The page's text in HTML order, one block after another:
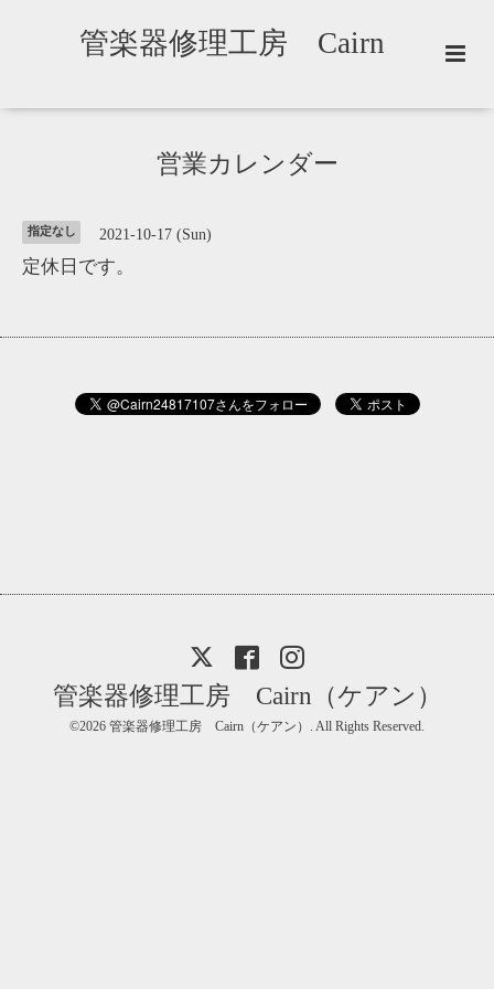
管楽器修理工房 Cairn
営業カレンダー
指定なし 2021-10-17 (Sun)
定休日です。
管楽器修理工房 Cairn（ケアン）
©2026 管楽器修理工房 Cairn（ケアン） . All Rights Reserved.